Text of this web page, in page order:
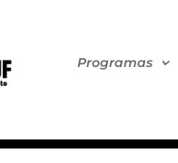
Programas